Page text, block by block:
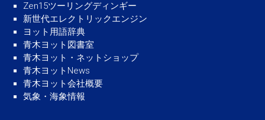
Zen15ツーリングディンギー
新世代エレクトリックエンジン
ヨット用語辞典
青木ヨット図書室
青木ヨット・ネットショップ
青木ヨットNews
青木ヨット会社概要
気象・海象情報